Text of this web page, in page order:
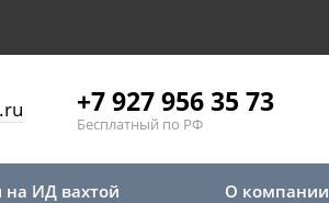
+7 927 956 35 73
Бесплатный по РФ
ИД вахтой О компании